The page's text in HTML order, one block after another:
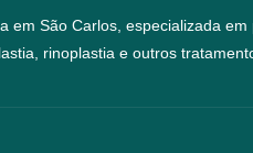
em São Carlos, especializada
rinoplastia e outros